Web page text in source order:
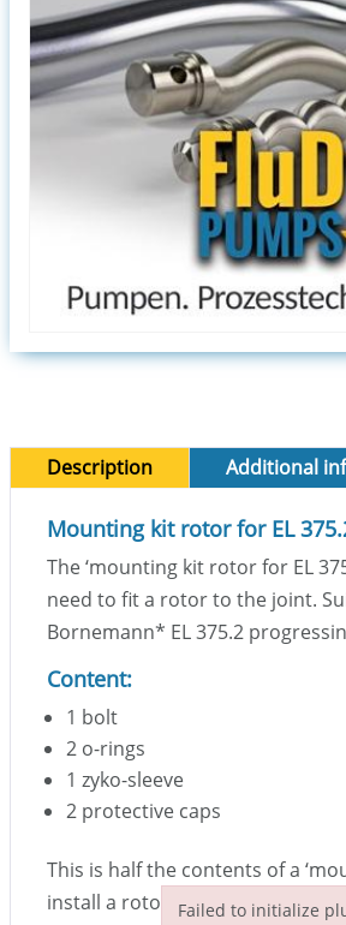
Description Additional
Mounting kit rotor for EL
The ‘mounting kit rotor for EL
need to fit a rotor to the joint.
Bornemann* EL 375.2
Content:
1 bolt
2 o-rings
1 zyko-sleeve
2 protective caps
This is half the contents of a
install a rotor, only one half of
Failed to initialize